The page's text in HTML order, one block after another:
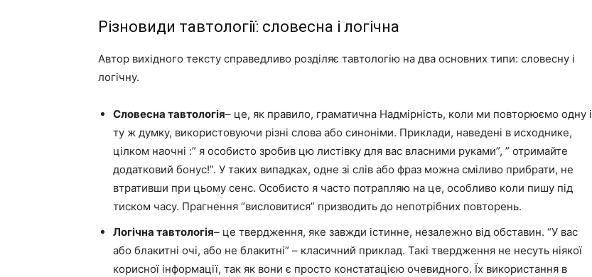
Різновиди тавтології: словесна і логічна
Автор вихідного тексту справедливо розділяє тавтологію на два основних типи: словесну і
логічну.
Словесна тавтологія– це, як правило, граматична Надмірність, коли ми повторюємо одну і
ту ж думку, використовуючи різні слова або синоніми. Приклади, наведені в исходнике,
цілком наочні :” я особисто зробив цю листівку для вас власними руками”, ” отримайте
додатковий бонус!”. У таких випадках, одне зі слів або фраз можна сміливо прибрати, не
втративши при цьому сенс. Особисто я часто потрапляю на це, особливо коли пишу під
тиском часу. Прагнення “висловитися” призводить до непотрібних повторень.
Логічна тавтологія– це твердження, яке завжди істинне, незалежно від обставин. “У вас
або блакитні очі, або не блакитні” – класичний приклад. Такі твердження не несуть ніякої
корисної інформації, так як вони є просто констатацією очевидного. Їх використання в